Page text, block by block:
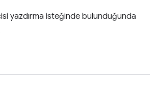
yazdırma isteğinde bulunduğunda